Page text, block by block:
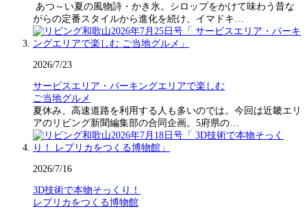
あつ～い夏の風物詩・かき氷。シロップをかけて味わう昔な
がらの定番スタイルから進化を続け、イマドキ…
2026/7/23
サービスエリア・パーキングエリアで楽しむ
ご当地グルメ
夏休み、高速道路を利用する人も多いのでは。今回は近畿エリ
アのリビング新聞編集部の合同企画。5府県の…
2026/7/16
3D技術で本物そっくり！
レプリカをつくる博物館